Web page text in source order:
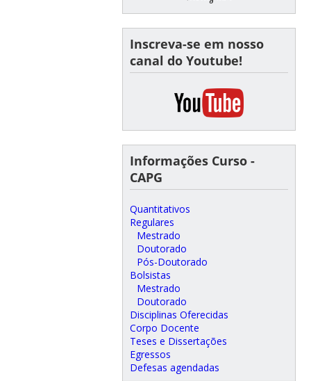
Inscreva-se em nosso
canal do Youtube!
Informações Curso -
CAPG
Quantitativos
Regulares
Mestrado
Doutorado
Pós-Doutorado
Bolsistas
Mestrado
Doutorado
Disciplinas Oferecidas
Corpo Docente
Teses e Dissertações
Egressos
Defesas agendadas